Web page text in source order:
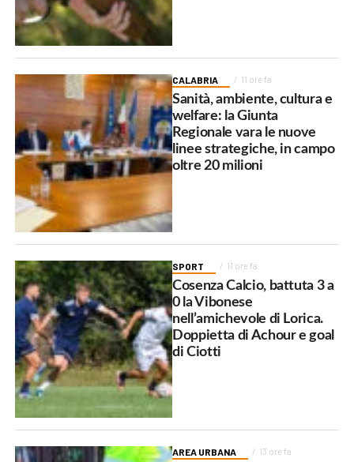
CALABRIA 11 ore fa
Sanità, ambiente, cultura e
welfare: la Giunta
Regionale vara le nuove
linee strategiche, in campo
oltre 20 milioni
SPORT 11 ore fa
Cosenza Calcio, battuta 3 a
0 la Vibonese
nell’amichevole di Lorica.
Doppietta di Achour e goal
di Ciotti
AREA URBANA 13 ore fa